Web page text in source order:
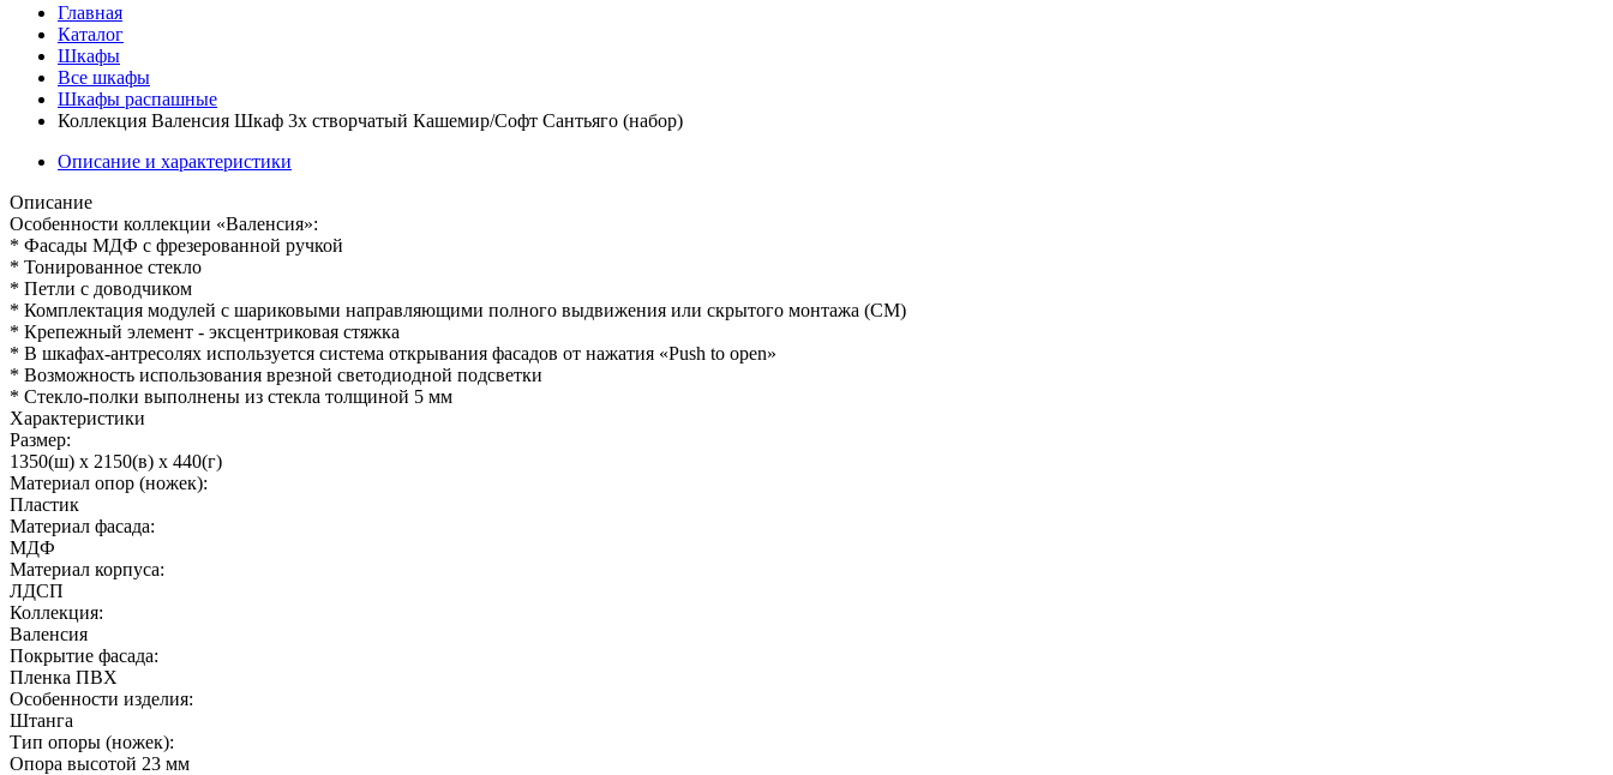
Главная
Каталог
Шкафы
Все шкафы
Шкафы распашные
Коллекция Валенсия Шкаф 3х створчатый Кашемир/Софт Сантьяго (набор)
Описание и характеристики
Описание
Особенности коллекции «Валенсия»:
* Фасады МДФ с фрезерованной ручкой
* Тонированное стекло
* Петли с доводчиком
* Комплектация модулей с шариковыми направляющими полного выдвижения или скрытого монтажа (СМ)
* Крепежный элемент - эксцентриковая стяжка
* В шкафах-антресолях используется система открывания фасадов от нажатия «Push to open»
* Возможность использования врезной светодиодной подсветки
* Стекло-полки выполнены из стекла толщиной 5 мм
Характеристики
Размер:
1350(ш) x 2150(в) x 440(г)
Материал опор (ножек):
Пластик
Материал фасада:
МДФ
Материал корпуса:
ЛДСП
Коллекция:
Валенсия
Покрытие фасада:
Пленка ПВХ
Особенности изделия:
Штанга
Тип опоры (ножек):
Опора высотой 23 мм